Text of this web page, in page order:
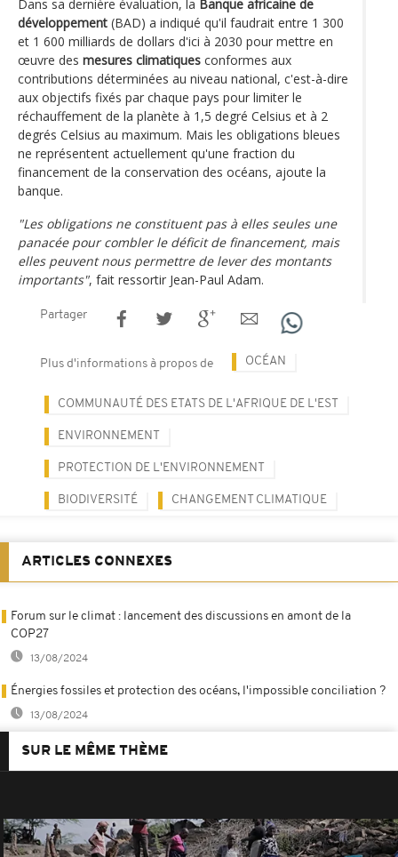
Dans sa dernière évaluation, la Banque africaine de
développement (BAD) a indiqué qu'il faudrait entre 1 300
et 1 600 milliards de dollars d'ici à 2030 pour mettre en
œuvre des mesures climatiques conformes aux
contributions déterminées au niveau national, c'est-à-dire
aux objectifs fixés par chaque pays pour limiter le
réchauffement de la planète à 1,5 degré Celsius et à 2
degrés Celsius au maximum. Mais les obligations bleues
ne représentent actuellement qu'une fraction du
financement de la conservation des océans, ajoute la
banque.
"Les obligations ne constituent pas à elles seules une
panacée pour combler le déficit de financement, mais
elles peuvent nous permettre de lever des montants
importants", fait ressortir Jean-Paul Adam.
Partager
Plus d'informations à propos de OCÉAN
COMMUNAUTÉ DES ETATS DE L'AFRIQUE DE L'EST
ENVIRONNEMENT
PROTECTION DE L'ENVIRONNEMENT
BIODIVERSITÉ CHANGEMENT CLIMATIQUE
ARTICLES CONNEXES
Forum sur le climat : lancement des discussions en amont de la
COP27
13/08/2024
Énergies fossiles et protection des océans, l'impossible conciliation ?
13/08/2024
SUR LE MÊME THÈME